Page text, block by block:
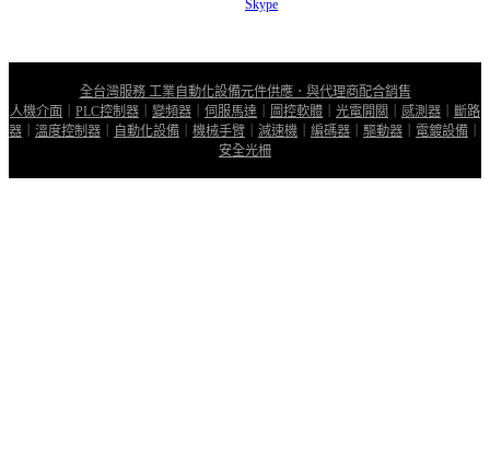
Skype
全台灣服務 工業自動化設備元件供應．與代理商配合銷售
人機介面
PLC控制器 變頻器 伺服馬達 圖控軟體 光電開關 感測器
斷路
器
溫度控制器 自動化設備 機械手臂 減速機 編碼器 驅動器 電鍍設備
安全光柵